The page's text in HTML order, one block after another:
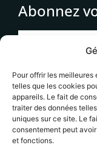
Pour offrir les
telles que les cookies
appareils. Le fait de
traiter des données
uniques sur ce site. Le
consentement peut
et fonctions.
Abonnez
Votre
tiers et vous
lien avec le